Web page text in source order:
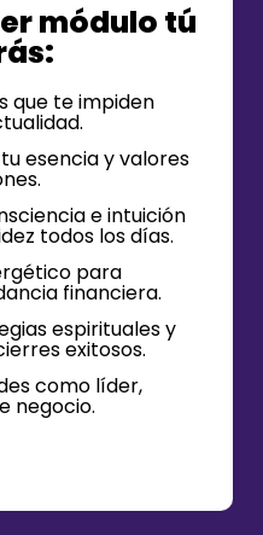
módulo tú
que te impiden
esencia y valores
e intuición
todos los días.
para
financiera.
espirituales y
exitosos.
como líder,
negocio.